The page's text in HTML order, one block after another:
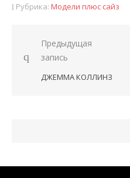
Рубрика: Модели плюс сайз
Навигация
Предыдущая
запись
ДЖЕММА КОЛЛИНЗ